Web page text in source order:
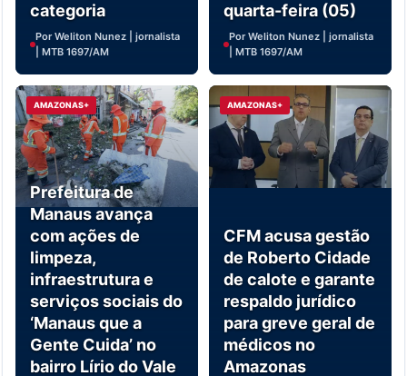
categoria
Por Weliton Nunez | jornalista
| MTB 1697/AM
quarta-feira (05)
Por Weliton Nunez | jornalista
| MTB 1697/AM
AMAZONAS+
Prefeitura de
Manaus avança
com ações de
limpeza,
infraestrutura e
serviços sociais do
‘Manaus que a
Gente Cuida’ no
bairro Lírio do Vale
AMAZONAS+
CFM acusa gestão
de Roberto Cidade
de calote e garante
respaldo jurídico
para greve geral de
médicos no
Amazonas